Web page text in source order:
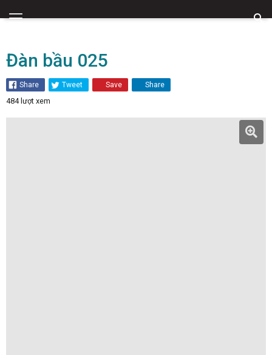
Đàn bầu 025
Share Tweet Save Share
484 lượt xem